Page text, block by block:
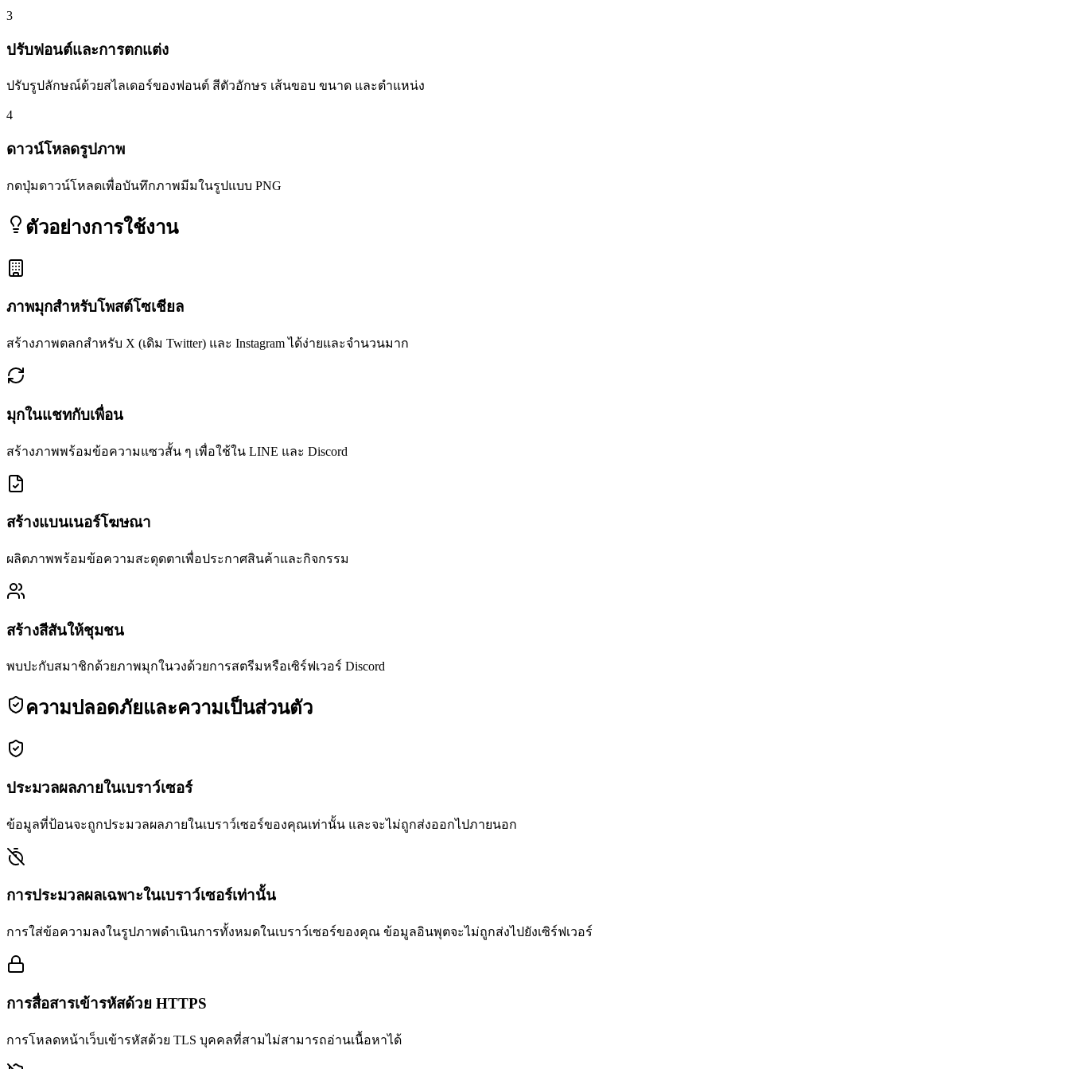
3
ปรับฟอนต์และการตกแต่ง
ปรับรูปลักษณ์ด้วยสไลเดอร์ของฟอนต์ สีตัวอักษร เส้นขอบ ขนาด และตำแหน่ง
4
ดาวน์โหลดรูปภาพ
กดปุ่มดาวน์โหลดเพื่อบันทึกภาพมีมในรูปแบบ PNG
ตัวอย่างการใช้งาน
ภาพมุกสำหรับโพสต์โซเชียล
สร้างภาพตลกสำหรับ X (เดิม Twitter) และ Instagram ได้ง่ายและจำนวนมาก
มุกในแชทกับเพื่อน
สร้างภาพพร้อมข้อความแซวสั้น ๆ เพื่อใช้ใน LINE และ Discord
สร้างแบนเนอร์โฆษณา
ผลิตภาพพร้อมข้อความสะดุดตาเพื่อประกาศสินค้าและกิจกรรม
สร้างสีสันให้ชุมชน
พบปะกับสมาชิกด้วยภาพมุกในวงด้วยการสตรีมหรือเซิร์ฟเวอร์ Discord
ความปลอดภัยและความเป็นส่วนตัว
ประมวลผลภายในเบราว์เซอร์
ข้อมูลที่ป้อนจะถูกประมวลผลภายในเบราว์เซอร์ของคุณเท่านั้น และจะไม่ถูกส่งออกไปภายนอก
การประมวลผลเฉพาะในเบราว์เซอร์เท่านั้น
การใส่ข้อความลงในรูปภาพดำเนินการทั้งหมดในเบราว์เซอร์ของคุณ ข้อมูลอินพุตจะไม่ถูกส่งไปยังเซิร์ฟเวอร์
การสื่อสารเข้ารหัสด้วย HTTPS
การโหลดหน้าเว็บเข้ารหัสด้วย TLS บุคคลที่สามไม่สามารถอ่านเนื้อหาได้